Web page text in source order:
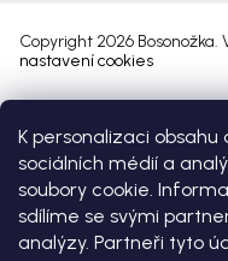
K personalizaci
sociálních médií a
soubory cookie.
sdílíme se svými
analýzy. Partneři tyto
Copyright 2026 Bosonožka.
nastavení cookies